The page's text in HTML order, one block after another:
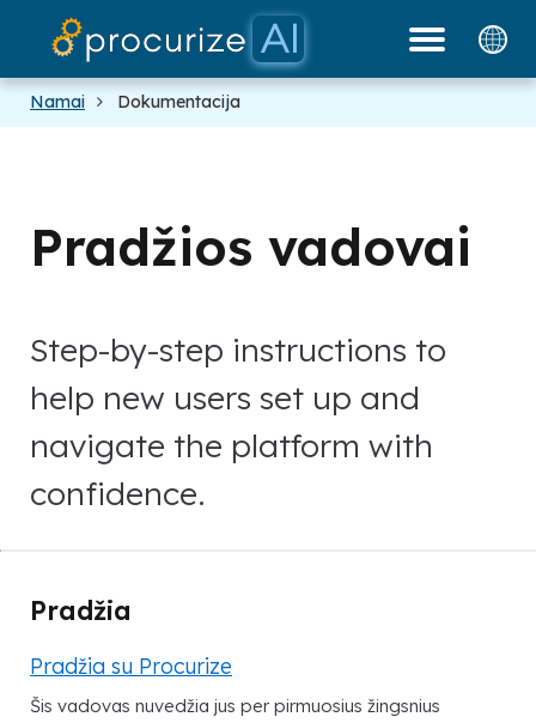
platforma
Kainodara
Dokumentai
tinklaraštis
Mūsų partneriai
Namai Dokumentacija
Pradžios vadovai
Step-by-step instructions to
help new users set up and
navigate the platform with
confidence.
Pradžia
Pradžia su Procurize
Šis vadovas nuvedžia jus per pirmuosius žingsnius